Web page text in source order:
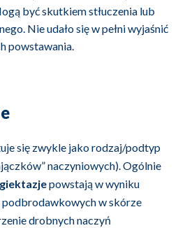
być skutkiem stłuczenia lub
Nie udało się w pełni wyjaśnić
powstawania.
się zwykle jako rodzaj/podtyp
naczyniowych). Ogólnie
powstają w wyniku
podbrodawkowych w skórze
drobnych naczyń